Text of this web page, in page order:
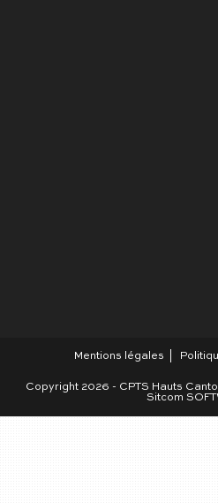
Mentions légales
Copyright 2026 - CPTS Hauts
Sitcom